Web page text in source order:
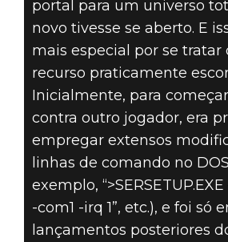
portal para um universo
novo tivesse se aberto. E
mais especial por se tratar
recurso praticamente
Inicialmente, para
contra outro jogador, era
empregar extensos
linhas de comando no
exemplo,
-com1 -irq 1”, etc.), e foi só
lançamentos posteriores